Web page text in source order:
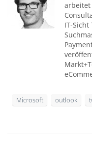
arbeitet
IT-
Microsoft outlook